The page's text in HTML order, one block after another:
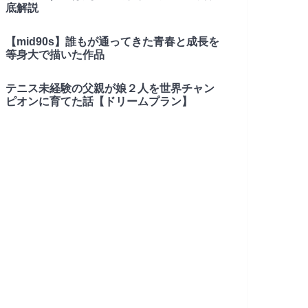
底解説
【mid90s】誰もが通ってきた青春と成長を
等身大で描いた作品
テニス未経験の父親が娘２人を世界チャン
ピオンに育てた話【ドリームプラン】